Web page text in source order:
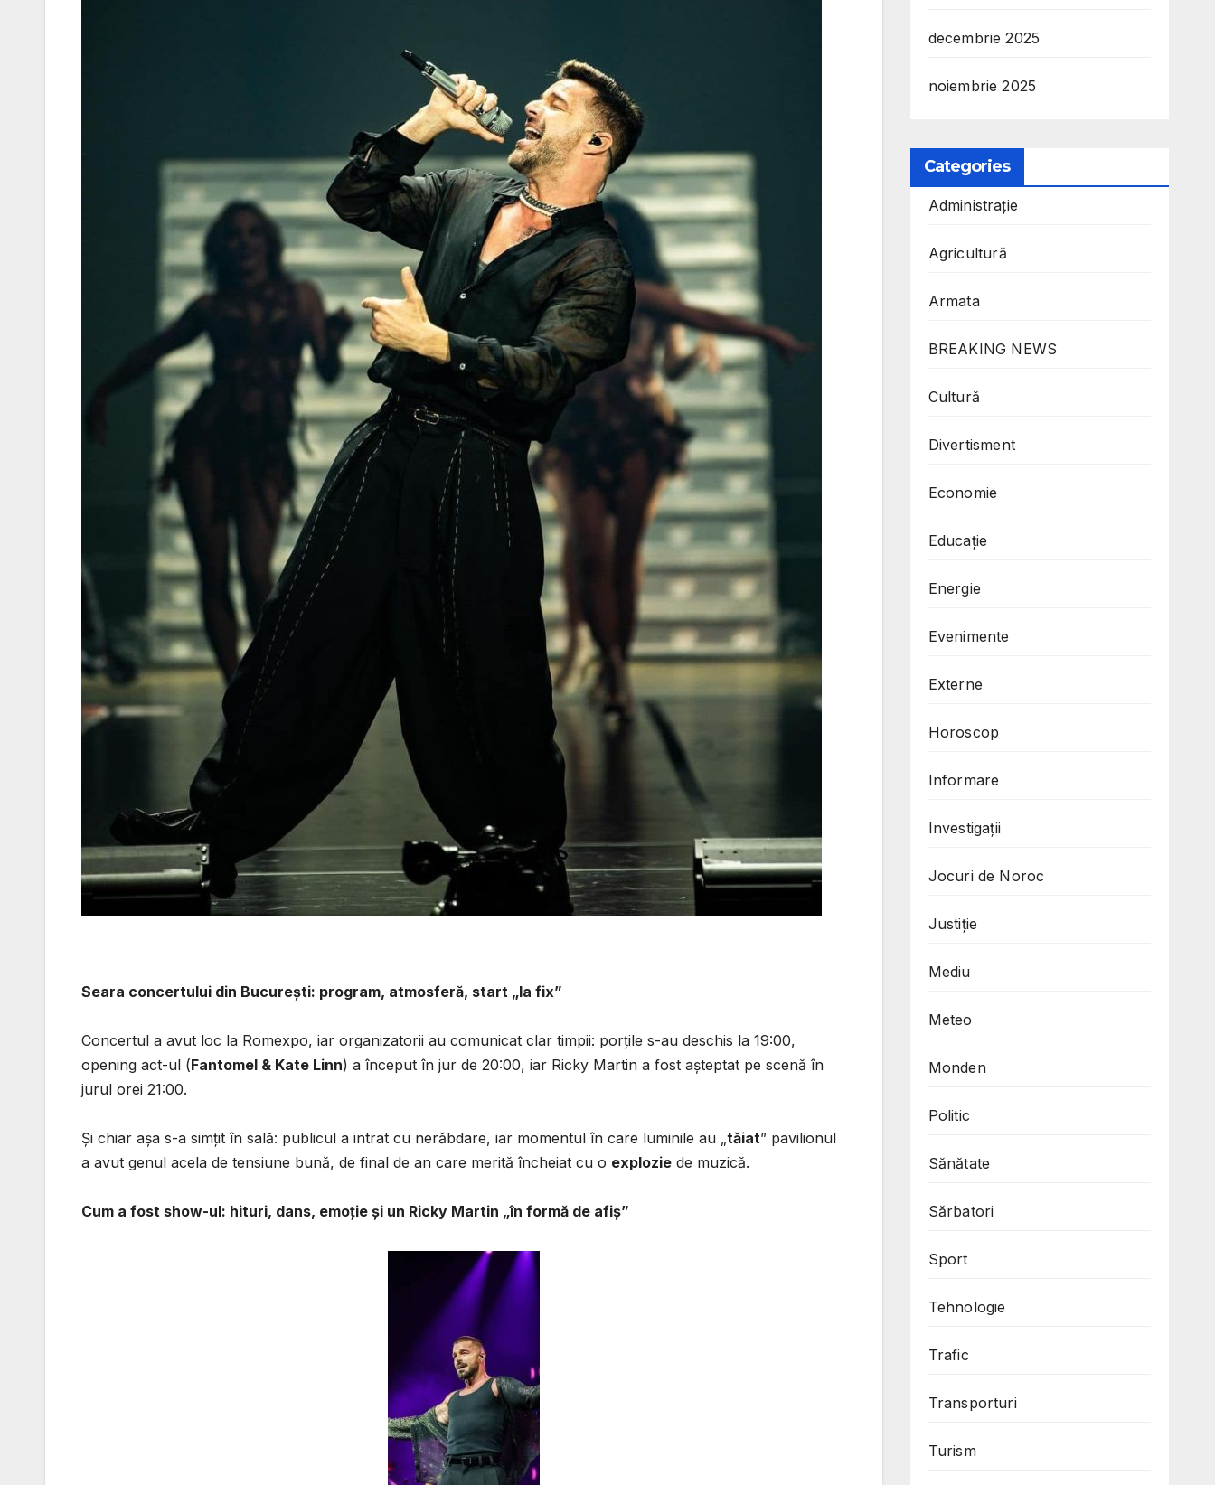
Seara concertului din București: program, atmosferă, start „la fix”
Concertul a avut loc la Romexpo, iar organizatorii au comunicat clar timpii: porțile s-au deschis la 19:00,
opening act-ul (Fantomel & Kate Linn) a început în jur de 20:00, iar Ricky Martin a fost așteptat pe scenă în
jurul orei 21:00.
Și chiar așa s-a simțit în sală: publicul a intrat cu nerăbdare, iar momentul în care luminile au „tăiat” pavilionul
a avut genul acela de tensiune bună, de final de an care merită încheiat cu o explozie de muzică.
Cum a fost show-ul: hituri, dans, emoție și un Ricky Martin „în formă de afiș”
decembrie 2025
noiembrie 2025
Categories
Administrație
Agricultură
Armata
BREAKING NEWS
Cultură
Divertisment
Economie
Educație
Energie
Evenimente
Externe
Horoscop
Informare
Investigații
Jocuri de Noroc
Justiție
Mediu
Meteo
Monden
Politic
Sănătate
Sărbatori
Sport
Tehnologie
Trafic
Transporturi
Turism